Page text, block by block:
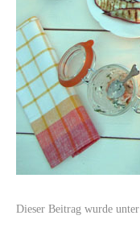
Dieser Beitrag wurde unter